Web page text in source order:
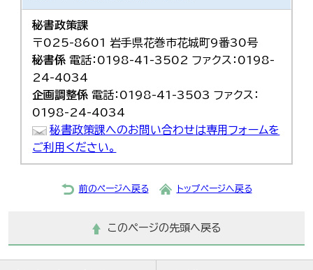
秘書政策課
〒025-8601 岩手県花巻市花城町9番30号
秘書係電話：0198-41-3502 ファクス：0198-
24-4034
企画調整係電話：0198-41-3503 ファクス：
0198-24-4034
秘書政策課へのお問い合わせは専用フォームを
ご利用ください。
前のページへ戻る トップページへ戻る
このページの先頭へ戻る